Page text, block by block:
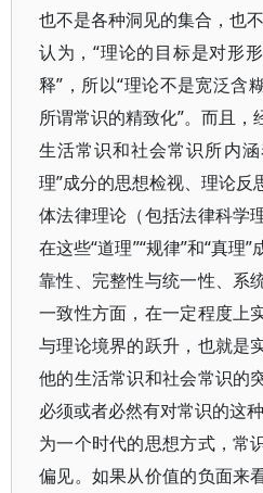
也不是各种洞见的集合，也
认为，“理论的目标是对形
释”，所以“理论不是宽泛含
所谓常识的精致化”。而且
生活常识和社会常识所内涵
理”成分的思想检视、理论
体法律理论（包括法律科学
在这些“道理”“规律”和“真理
靠性、完整性与统一性、系
一致性方面，在一定程度上
与理论境界的跃升，也就是
他的生活常识和社会常识的
必须或者必然有对常识的这
为一个时代的思想方式，常
偏见。如果从价值的负面来